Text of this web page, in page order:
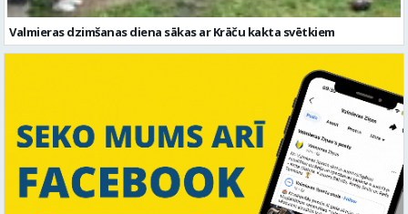
Valmieras dzimšanas diena sākas ar Krāču kakta svētkiem